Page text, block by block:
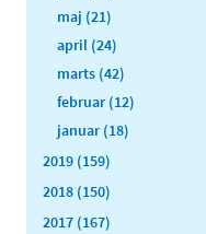
maj (21)
april (24)
marts (42)
februar (12)
januar (18)
2019 (159)
2018 (150)
2017 (167)